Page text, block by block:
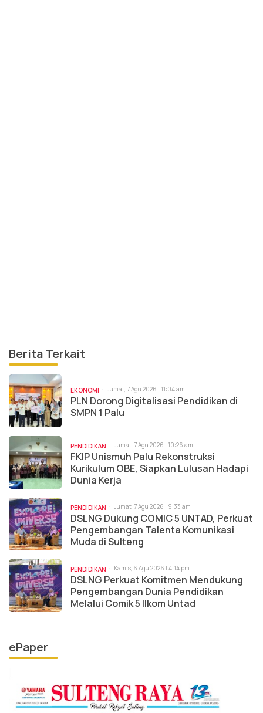
Berita Terkait
EKONOMI Jumat, 7 Agu 2026 | 11:04 am
PLN Dorong Digitalisasi Pendidikan di
SMPN 1 Palu
PENDIDIKAN Jumat, 7 Agu 2026 | 10:26 am
FKIP Unismuh Palu Rekonstruksi
Kurikulum OBE, Siapkan Lulusan Hadapi
Dunia Kerja
PENDIDIKAN Jumat, 7 Agu 2026 | 9:33 am
DSLNG Dukung COMIC 5 UNTAD, Perkuat
Pengembangan Talenta Komunikasi
Muda di Sulteng
PENDIDIKAN Kamis, 6 Agu 2026 | 4:14 pm
DSLNG Perkuat Komitmen Mendukung
Pengembangan Dunia Pendidikan
Melalui Comik 5 Ilkom Untad
ePaper